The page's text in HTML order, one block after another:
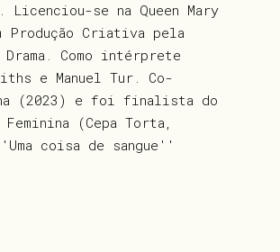
se na Queen Mary
Produção Criativa pela
Como intérprete
e Manuel Tur. Co-
(2023) e foi finalista do
(Cepa Torta,
coisa de sangue''